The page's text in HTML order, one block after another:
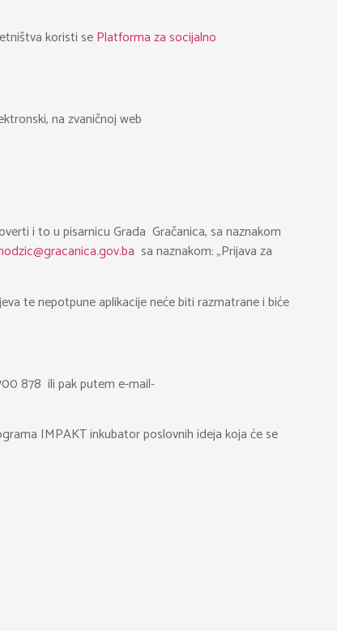
koristi sePlatforma za socijalno
na zvaničnoj web
i to u pisarnicu Grada Gračanica, sa naznakom
sa naznakom: „Prijava za
te nepotpune aplikacije neće biti razmatrane i biće
878 ili pak putem e-mail-
IMPAKT inkubator poslovnih ideja koja će se